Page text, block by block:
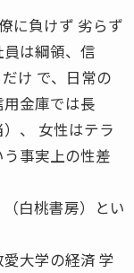
に負けず 劣らず
は綱領、信
け で、日常の
金庫では長
、 女性はテラ
事実上の性差
白桃書房）とい
大学の経済 学